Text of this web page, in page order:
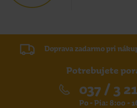
Doprava zadarmo pri
Potrebujete
037 / 3
Po - Pia: 8:00 -